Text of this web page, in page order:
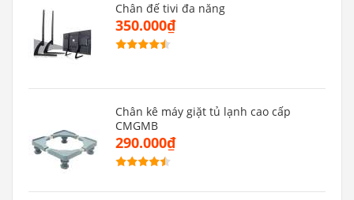
Chân đế tivi đa năng
350.000₫
Chân kê máy giặt tủ lạnh cao cấp
CMGMB
290.000₫